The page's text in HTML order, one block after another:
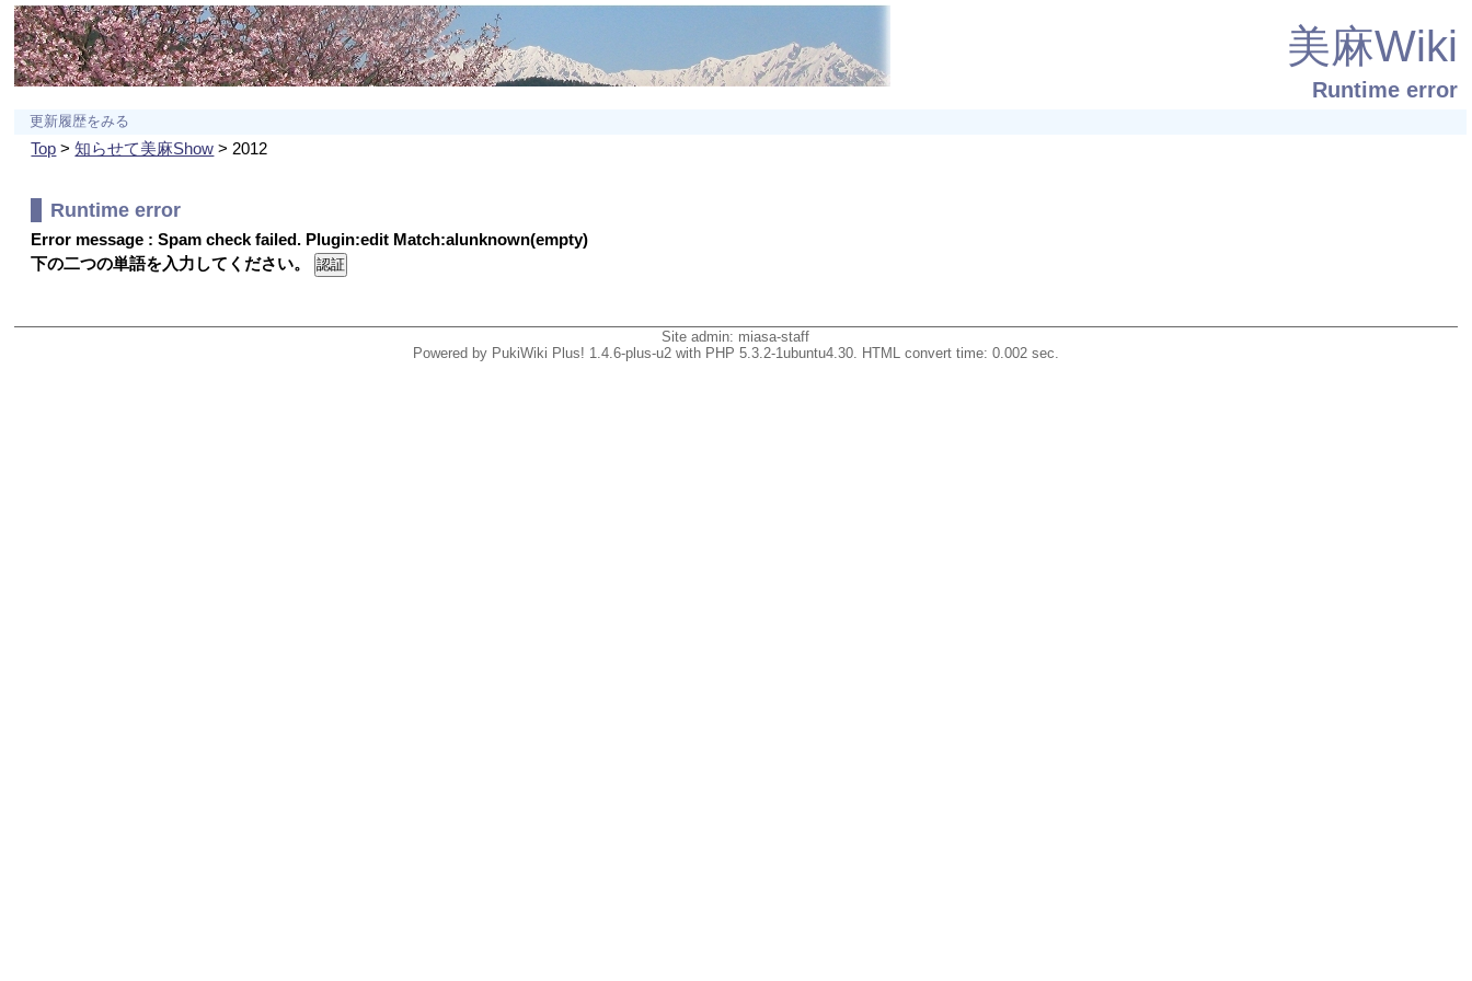
美麻Wiki
Runtime error
更新履歴をみる
Top >知らせて美麻Show > 2012
Runtime error
Error message : Spam check failed. Plugin:edit Match:alunknown(empty)
下の二つの単語を入力してください。
Site admin: miasa-staff
Powered by PukiWiki Plus! 1.4.6-plus-u2 with PHP 5.3.2-1ubuntu4.30. HTML convert time: 0.002 sec.